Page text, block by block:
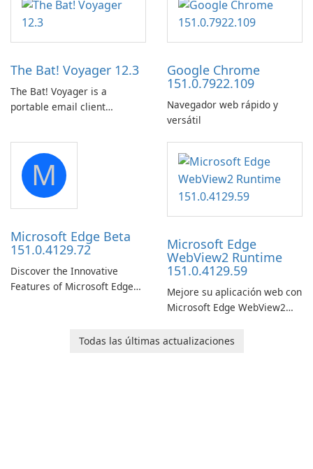
your long commute to work
utility for saving Amazon
Prime Video titles and other
Amazon web-player content
The Bat! Voyager 12.3
The Bat! Voyager is a
portable email client
portable media on any
computer running Microsoft
Windows.
Google Chrome
151.0.7922.109
Navegador web rápido y
versátil
M
Microsoft Edge Beta
151.0.4129.72
Discover the Innovative
Features of Microsoft Edge
Corporation, is shaping the
Microsoft Edge
WebView2 Runtime
151.0.4129.59
Mejore su aplicación web con
Microsoft Edge WebView2
Todas las últimas actualizaciones